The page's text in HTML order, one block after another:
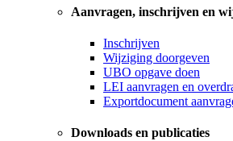
Aanvragen, inschrijven en
Inschrijven
Wijziging doorgeven
UBO opgave doen
LEI aanvragen en
Exportdocument
Downloads en publicaties